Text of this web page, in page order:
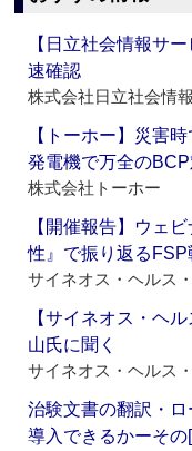
【日立社会情報サ
速確認
株式会社日立社会情
【トーホー】災害
発電機で万全の
株式会社トーホー
【開催報告】ウェ
性』で振り返るFSP
サイネオス・ヘルス
【サイネオス・ヘ
山氏に聞く
サイネオス・ヘルス
治験文書の翻訳・
導入できるかーその